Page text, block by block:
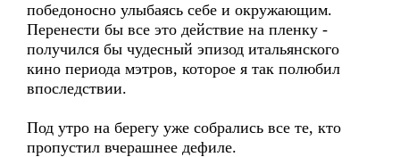
победоносно улыбаясь себе и окружающим.
Перенести бы все это действие на пленку -
получился бы чудесный эпизод итальянского
кино периода мэтров, которое я так полюбил
впоследствии.
Под утро на берегу уже собрались все те, кто
пропустил вчерашнее дефиле.